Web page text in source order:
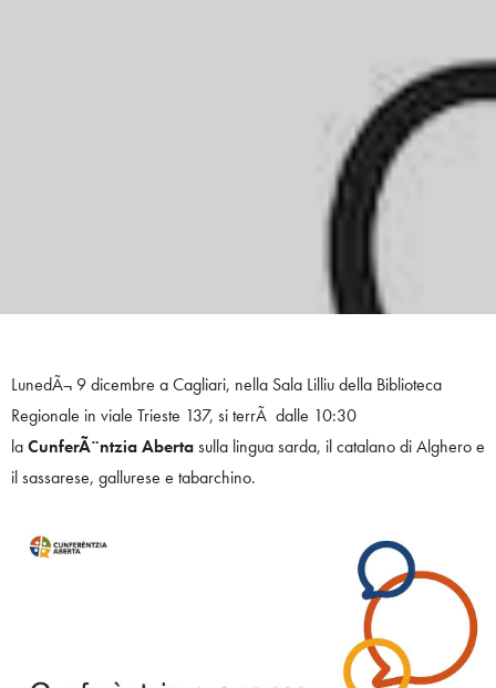
LunedÃ¬ 9 dicembre a Cagliari, nella Sala Lilliu della Biblioteca
Regionale in viale Trieste 137, si terrÃ dalle 10:30
laCunferÃ¨ntzia Abertasulla lingua sarda, il catalano di Alghero e
il sassarese, gallurese e tabarchino.